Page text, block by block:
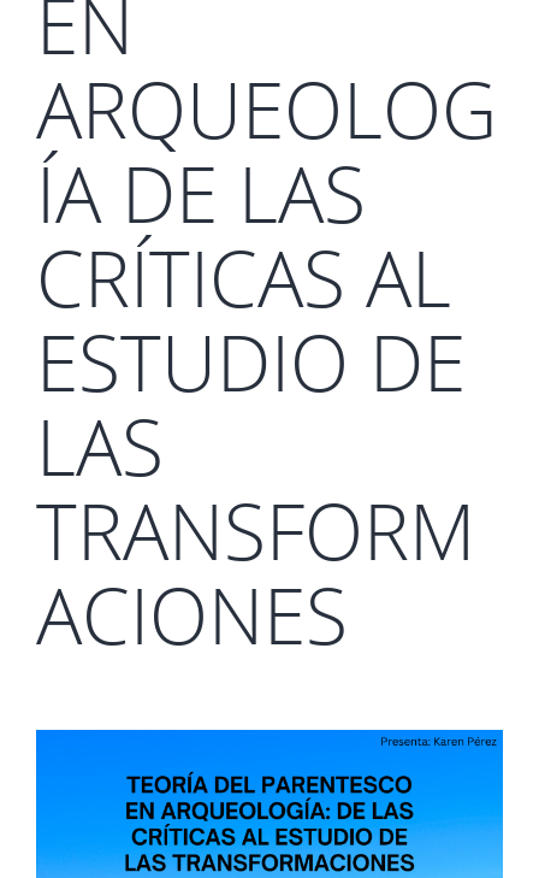
EN
ARQUEOLOG
ÍA DE LAS
CRÍTICAS AL
ESTUDIO DE
LAS
TRANSFORM
ACIONES